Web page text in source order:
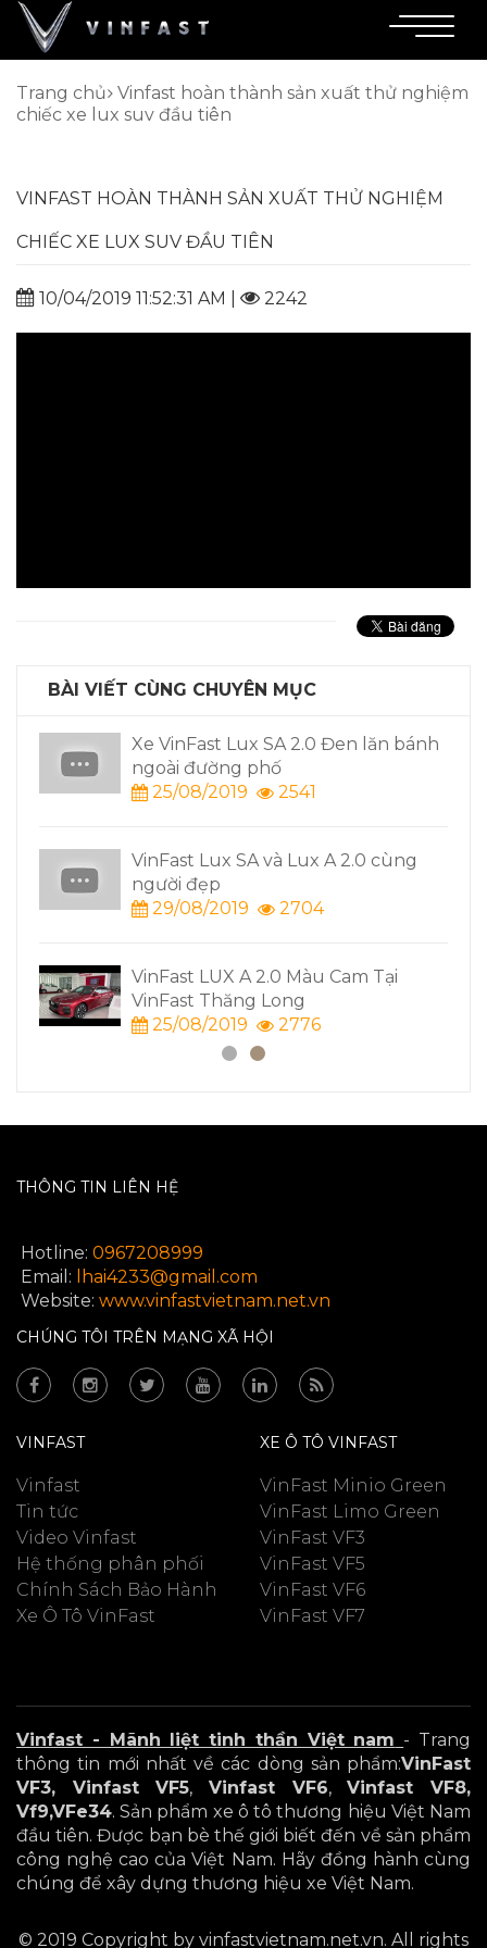
Trang chủ Vinfast hoàn thành sản xuất thử nghiệm
chiếc xe lux suv đầu tiên
VINFAST HOÀN THÀNH SẢN XUẤT THỬ NGHIỆM
CHIẾC XE LUX SUV ĐẦU TIÊN
10/04/2019 11:52:31 AM | 2242
BÀI VIẾT CÙNG CHUYÊN MỤC
2.0 Đen lăn bánh
2541
Lux A 2.0 cùng
2704
Màu Cam Tại
2776
HỘI NHỮNG NGƯỜI YÊU
THƯƠNG HIỆU VIỆT
23/05/2020
Chương Trình bán hàng
Trắng
13/05/2020
THÔNG TIN LIÊN HỆ
Hotline: 0967208999
Email:
lhai4233​@gmail.com
Website: www.vinfastvietnam.net.vn
CHÚNG TÔI TRÊN MẠNG XÃ HỘI
VINFAST
Vinfast
Tin tức
Video Vinfast
Hệ thống phân phối
Chính Sách Bảo Hành
Xe Ô Tô VinFast
XE Ô TÔ VINFAST
VinFast Minio Green
VinFast Limo Green
VinFast VF3
VinFast VF5
VinFast VF6
VinFast VF7
Vinfast - Mãnh liệt tinh thần Việt nam - Trang
thông tin mới nhất về các dòng sản phẩm:VinFast
VF3, Vinfast VF5,Vinfast VF6,Vinfast VF8,
Vf9,VFe34. Sản phẩm xe ô tô thương hiệu Việt Nam
đầu tiên. Được bạn bè thế giới biết đến về sản phẩm
công nghệ cao của Việt Nam. Hãy đồng hành cùng
chúng để xây dựng thương hiệu xe Việt Nam.
© 2019 Copyright by vinfastvietnam.net.vn. All rights